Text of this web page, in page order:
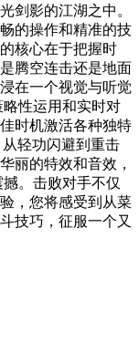
剑影的江湖之中。
的操作和精准的技
核心在于把握时
腾空连击还是地面
在一个视觉与听觉
性运用和实时对
时机激活各种独特
轻功闪避到重击
丽的特效和音效，
。击败对手不仅
，您将感受到从菜
技巧，征服一个又